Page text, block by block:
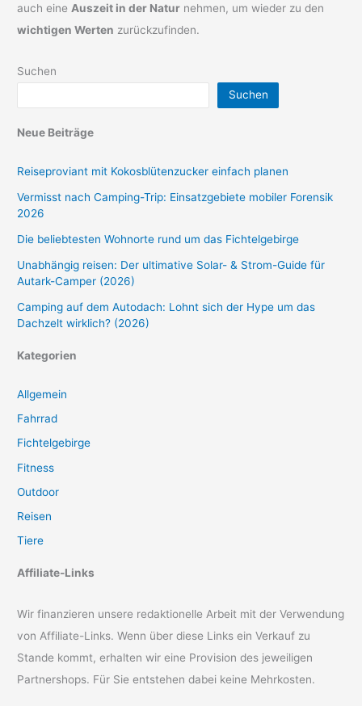
auch eine Auszeit in der Natur nehmen, um wieder zu den
wichtigen Werten zurückzufinden.
Suchen
Suchen
Neue Beiträge
Reiseproviant mit Kokosblütenzucker einfach planen
Vermisst nach Camping-Trip: Einsatzgebiete mobiler Forensik
2026
Die beliebtesten Wohnorte rund um das Fichtelgebirge
Unabhängig reisen: Der ultimative Solar- & Strom-Guide für
Autark-Camper (2026)
Camping auf dem Autodach: Lohnt sich der Hype um das
Dachzelt wirklich? (2026)
Kategorien
Allgemein
Fahrrad
Fichtelgebirge
Fitness
Outdoor
Reisen
Tiere
Affiliate-Links
Wir finanzieren unsere redaktionelle Arbeit mit der Verwendung
von Affiliate-Links. Wenn über diese Links ein Verkauf zu
Stande kommt, erhalten wir eine Provision des jeweiligen
Partnershops. Für Sie entstehen dabei keine Mehrkosten.